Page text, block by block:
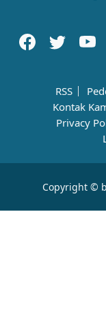
RSS
Kontak
Privacy
Copyright ©